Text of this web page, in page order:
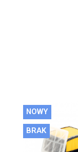
NOWY
BRAK